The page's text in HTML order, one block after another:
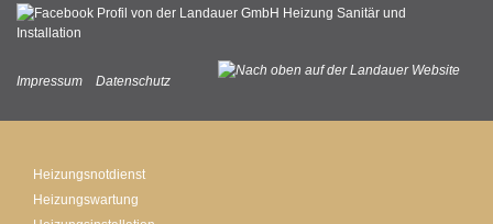
Impressum Datenschutz
Heizungsnotdienst
Heizungswartung